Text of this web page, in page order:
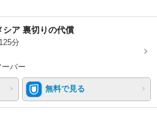
ア 裏切りの代償
分
バー
無料で見る